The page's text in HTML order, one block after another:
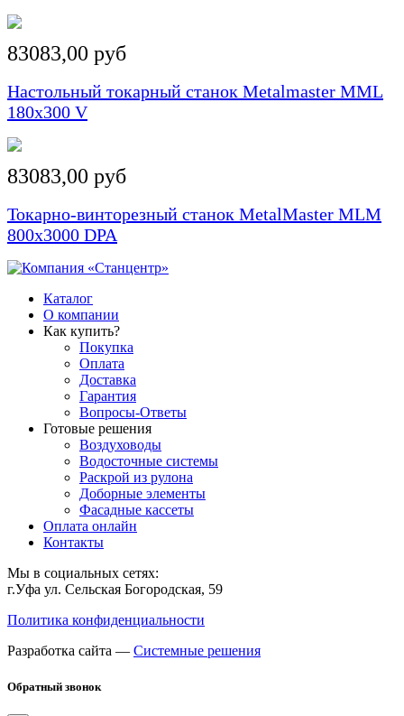
83083,00 руб
Настольный токарный станок Metalmaster MML
180x300 V
83083,00 руб
Токарно-винторезный станок MetalMaster MLM
800x3000 DPA
Каталог
О компании
Как купить?
Покупка
Оплата
Доставка
Гарантия
Вопросы-Ответы
Готовые решения
Воздуховоды
Водосточные системы
Раскрой из рулона
Доборные элементы
Фасадные кассеты
Оплата онлайн
Контакты
Мы в социальных сетях:
г.Уфа ул. Сельская Богородская, 59
Политика конфиденциальности
Разработка сайта — Системные решения
Обратный звонок